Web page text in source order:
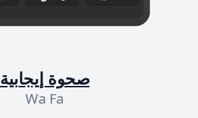
صحوة إيجابية
Wa Fa